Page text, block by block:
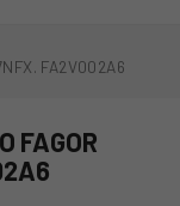
FA2V002A6
FAGOR